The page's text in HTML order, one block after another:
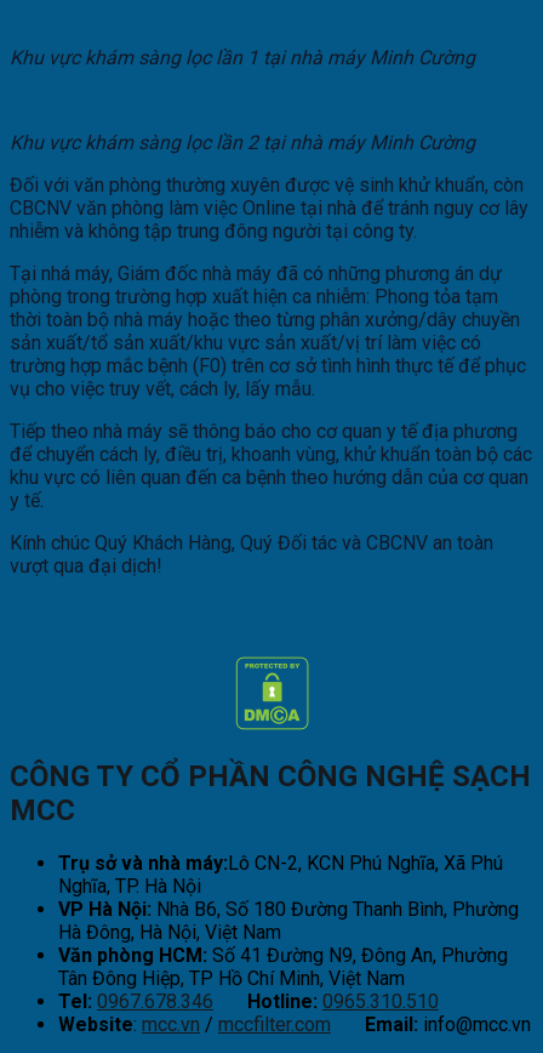
Khu vực khám sàng lọc lần 1 tại nhà máy Minh Cường
Khu vực khám sàng lọc lần 2 tại nhà máy Minh Cường
Đối với văn phòng thường xuyên được vệ sinh khử khuẩn, còn
CBCNV văn phòng làm việc Online tại nhà để tránh nguy cơ lây
nhiễm và không tập trung đông người tại công ty.
Tại nhá máy, Giám đốc nhà máy đã có những phương án dự
phòng trong trường hợp xuất hiện ca nhiễm: Phong tỏa tạm
thời toàn bộ nhà máy hoặc theo từng phân xưởng/dây chuyền
sản xuất/tổ sản xuất/khu vực sản xuất/vị trí làm việc có
trường hợp mắc bệnh (F0) trên cơ sở tình hình thực tế để phục
vụ cho việc truy vết, cách ly, lấy mẫu.
Tiếp theo nhà máy sẽ thông báo cho cơ quan y tế địa phương
để chuyển cách ly, điều trị, khoanh vùng, khử khuẩn toàn bộ các
khu vực có liên quan đến ca bệnh theo hướng dẫn của cơ quan
y tế.
Kính chúc Quý Khách Hàng, Quý Đối tác và CBCNV an toàn
vượt qua đại dịch!
CÔNG TY CỔ PHẦN CÔNG NGHỆ SẠCH
MCC
Trụ sở và nhà máy:Lô CN-2, KCN Phú Nghĩa, Xã Phú
Nghĩa, TP. Hà Nội
VP Hà Nội: Nhà B6, Số 180 Đường Thanh Bình, Phường
Hà Đông, Hà Nội, Việt Nam
Văn phòng HCM: Số 41 Đường N9, Đông An, Phường
Tân Đông Hiệp, TP Hồ Chí Minh, Việt Nam
Tel: 0967.678.346 Hotline: 0965.310.510
Website: mcc.vn / mccfilter.com Email: info@mcc.vn